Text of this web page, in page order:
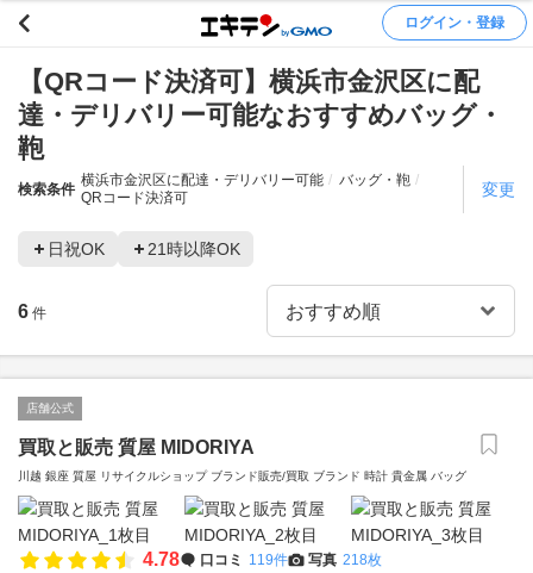
ログイン・登録
【QRコード決済可】横浜市金沢区に配
達・デリバリー可能なおすすめバッグ・
鞄
検索条件
横浜市金沢区に配達・デリバリー可能
バッグ・鞄
QRコード決済可
変更
日祝OK 21時以降OK
6 件
店舗公式
買取と販売 質屋 MIDORIYA
川越 銀座 質屋 リサイクルショップ ブランド販売/買取 ブランド 時計 貴金属 バッグ
4.78 口コミ 119件 写真 218枚